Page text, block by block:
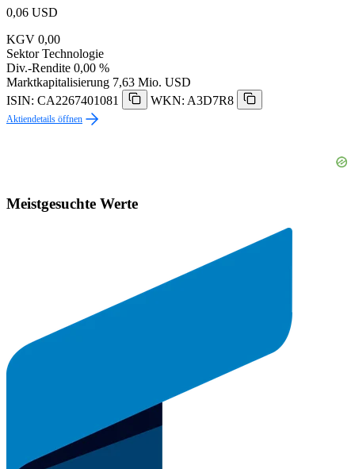
0,06 USD
KGV 0,00
Sektor Technologie
Div.-Rendite 0,00 %
Marktkapitalisierung 7,63 Mio. USD
ISIN: CA2267401081
WKN: A3D7R8
Aktiendetails öffnen
Meistgesuchte Werte